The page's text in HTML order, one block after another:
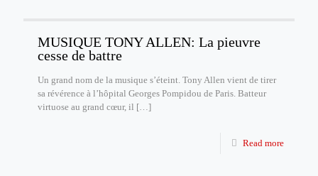
MUSIQUE TONY ALLEN: La pieuvre
cesse de battre
Un grand nom de la musique s’éteint. Tony Allen vient de tirer
sa révérence à l’hôpital Georges Pompidou de Paris. Batteur
virtuose au grand cœur, il […]
Read more